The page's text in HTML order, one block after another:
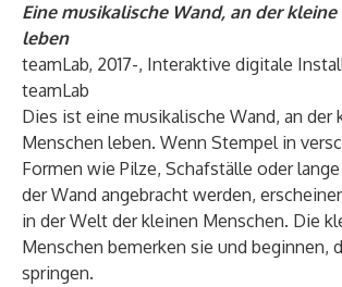
Eine musikalische Wand, an der
leben
teamLab, 2017-, Interaktive digitale
teamLab
Dies ist eine musikalische Wand, an der
Menschen leben. Wenn Stempel in
Formen wie Pilze, Schafställe oder
der Wand angebracht werden,
in der Welt der kleinen Menschen. Die
Menschen bemerken sie und beginnen,
springen.